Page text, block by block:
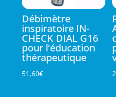
Débimètre
inspiratoire IN-
CHECK DIAL G16
pour l’éducation
thérapeutique
51,60€